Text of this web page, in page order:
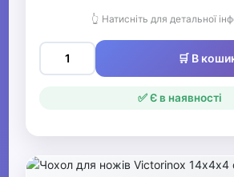
👆 Натисніть для детальної
🛒 В
✅ Є в наявності